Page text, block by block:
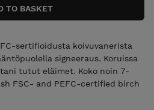
sertifioidusta koivuvanerista
signeeraus. Koruissa
tutut eläimet. Koko noin 7-
FSC- and PEFC-certified birch